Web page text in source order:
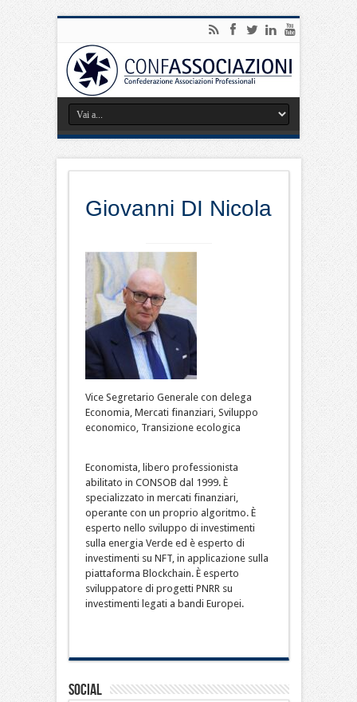
Giovanni DI Nicola
Vice Segretario Generale con delega
Economia, Mercati finanziari, Sviluppo
economico, Transizione ecologica
Economista, libero professionista
abilitato in CONSOB dal 1999. È
specializzato in mercati finanziari,
operante con un proprio algoritmo. È
esperto nello sviluppo di investimenti
sulla energia Verde ed è esperto di
investimenti su NFT, in applicazione sulla
piattaforma Blockchain. È esperto
sviluppatore di progetti PNRR su
investimenti legati a bandi Europei.
Social